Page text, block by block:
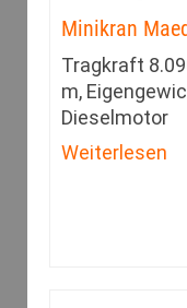
Minikran
Tragkraft
m,
Dieselmotor
Weiterlesen